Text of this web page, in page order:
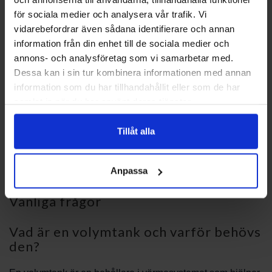
för sociala medier och analysera vår trafik. Vi
vidarebefordrar även sådana identifierare och annan
information från din enhet till de sociala medier och
annons- och analysföretag som vi samarbetar med.
Dessa kan i sin tur kombinera informationen med annan
information som du har tillhandahållit eller som de har
Tillåt alla
Anpassa
med en behörig tekniker. PBS Svensk Värmekälla AB kan
ge rekommendationer om serviceintervaller och vidare steg
Kontakta oss
hjälp att välja rätt lösning. Vi kan tillsammans gå igenom
dina behov, bedöma kompatibilitet och föreslå lämpliga
kundtjänst svarar på frågor om beställning, leverans och
Vanliga frågor
Vad är en volymtank och varför behövs
den?